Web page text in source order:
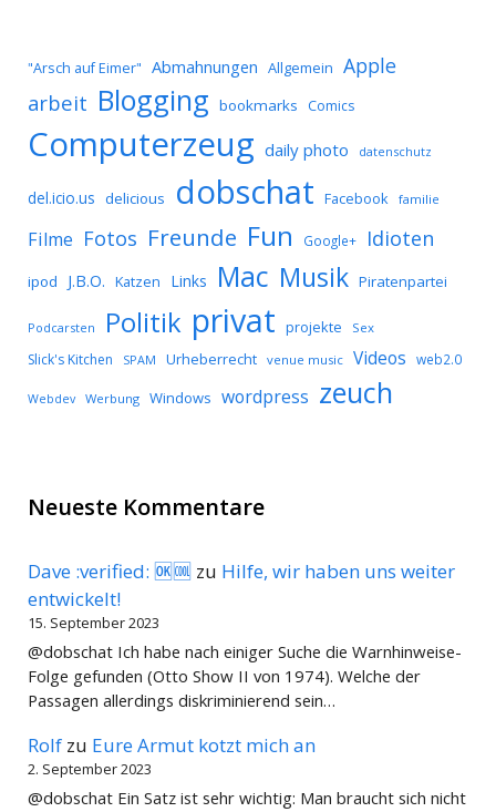
"Arsch auf Eimer" Abmahnungen Allgemein Apple
arbeit Blogging bookmarks Comics
Computerzeug daily photo datenschutz
del.icio.us delicious dobschat Facebook familie
Filme Fotos Freunde Fun Google+ Idioten
ipod J.B.O. Katzen Links Mac Musik Piratenpartei
Podcarsten Politik privat projekte Sex
Slick's Kitchen SPAM Urheberrecht venue music Videos web2.0
Webdev Werbung Windows wordpress zeuch
Neueste Kommentare
Dave :verified: 🆗🆒 zu Hilfe, wir haben uns weiter
entwickelt!
15. September 2023
@dobschat Ich habe nach einiger Suche die Warnhinweise-
Folge gefunden (Otto Show II von 1974). Welche der
Passagen allerdings diskriminierend sein…
Rolf zu Eure Armut kotzt mich an
2. September 2023
@dobschat Ein Satz ist sehr wichtig: Man braucht sich nicht